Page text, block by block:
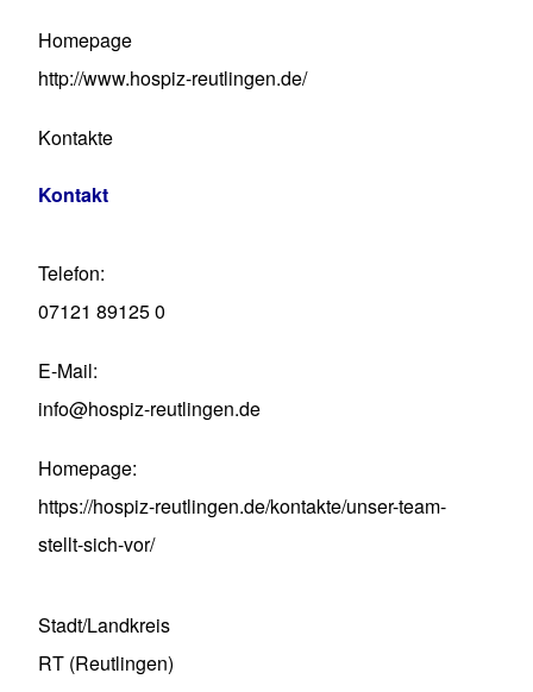
Homepage
http://www.hospiz-reutlingen.de/
Kontakte
Kontakt
Telefon
07121 89125 0
E-Mail
info@hospiz-reutlingen.de
Homepage
https://hospiz-reutlingen.de/kontakte/unser-team-
stellt-sich-vor/
Stadt/Landkreis
RT (Reutlingen)